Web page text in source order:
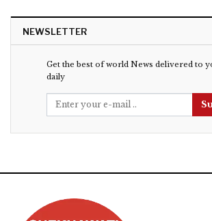
NEWSLETTER
Get the best of world News delivered to
daily